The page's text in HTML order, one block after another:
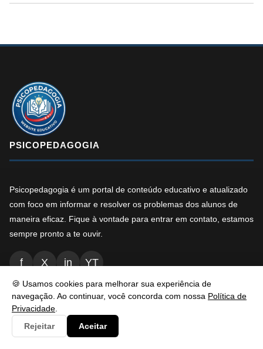
🍪 Usamos cookies para melhorar sua experiência de
navegação. Ao continuar, você concorda com nossa Política de
Privacidade
Rejeitar
Aceitar
PSICOPEDAGOGIA
Psicopedagogia é um portal de conteúdo educativo e atualizado
com foco em informar e resolver os problemas dos alunos de
maneira eficaz. Fique à vontade para entrar em contato, estamos
sempre pronto a te ouvir.
f X in YT
NAVEGAÇÃO
Inicio